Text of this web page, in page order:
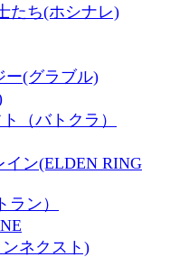
たち(ホシナレ)
ー(グラブル)
（バトクラ）
ン(ELDEN RING
ン）
ネクスト)